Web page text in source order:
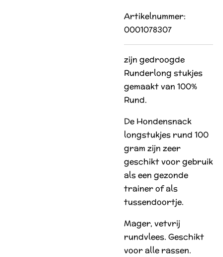
Artikelnummer:
0001078307
zijn gedroogde
Runderlong stukjes
gemaakt van 100%
Rund.
De Hondensnack
longstukjes rund 100
gram zijn zeer
geschikt voor gebruik
als een gezonde
trainer of als
tussendoortje.
Mager, vetvrij
rundvlees. Geschikt
voor alle rassen.